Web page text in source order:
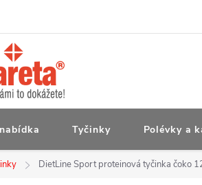
Tyčinky Polévky a
DietLine Sport proteinová tyčinka čoko